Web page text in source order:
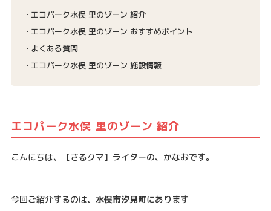
エコパーク水俣 里のゾーン 紹介
エコパーク水俣 里のゾーン おすすめポイント
よくある質問
エコパーク水俣 里のゾーン 施設情報
エコパーク水俣 里のゾーン 紹介
こんにちは、【さるクマ】ライターの、かなおです。
今回ご紹介するのは、 水俣市汐見町にあります